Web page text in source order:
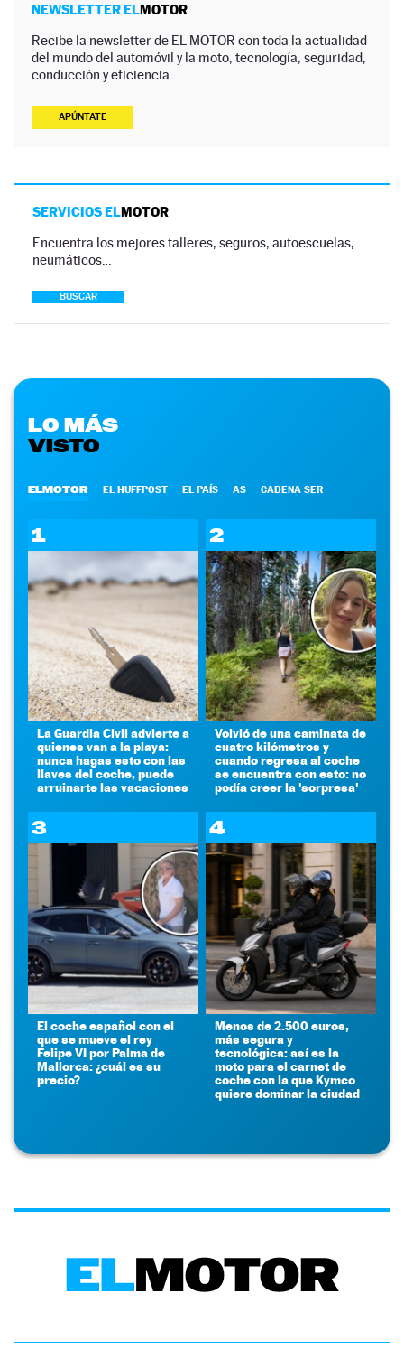
NEWSLETTER ELMOTOR
Recibe la newsletter de EL MOTOR con toda la actualidad
del mundo del automóvil y la moto, tecnología, seguridad,
conducción y eficiencia.
APÚNTATE
SERVICIOS ELMOTOR
Encuentra los mejores talleres, seguros, autoescuelas,
neumáticos…
BUSCAR
LO MÁS
VISTO
ELMOTOR EL HUFFPOST EL PAÍS AS CADENA SER
1
La Guardia Civil advierte a
quienes van a la playa:
nunca hagas esto con las
llaves del coche, puede
arruinarte las vacaciones
2
Volvió de una caminata de
cuatro kilómetros y
cuando regresa al coche
se encuentra con esto: no
podía creer la 'sorpresa'
3
El coche español con el
que se mueve el rey
Felipe VI por Palma de
Mallorca: ¿cuál es su
precio?
4
Menos de 2.500 euros,
más segura y
tecnológica: así es la
moto para el carnet de
coche con la que Kymco
quiere dominar la ciudad